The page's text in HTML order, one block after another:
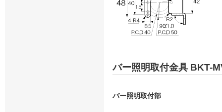
バー照明取付金具 BKT-
バー照明取付部